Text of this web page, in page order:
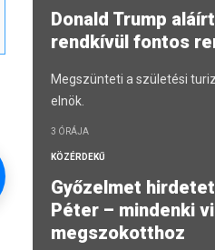
Donald Trump
rendkívül fontos
Megszünteti a születési
elnök.
3 ÓRÁJA
KÖZÉRDEKŰ
Győzelmet
Péter – mindenki
megszokotthoz